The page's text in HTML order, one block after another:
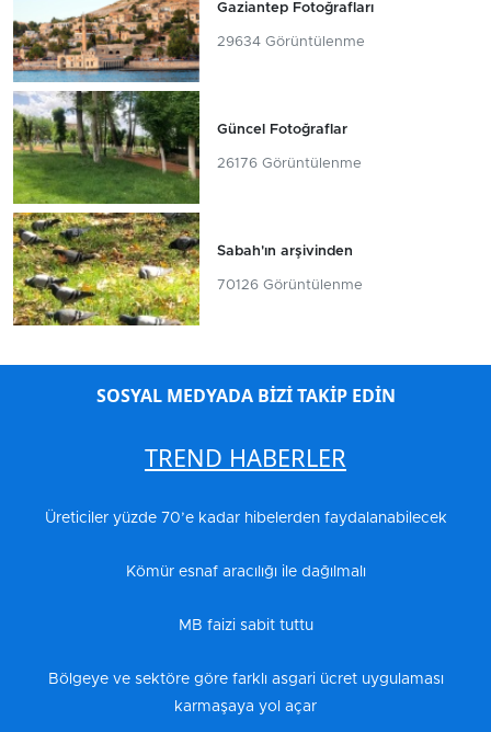
Gaziantep Fotoğrafları
29634 Görüntülenme
Güncel Fotoğraflar
26176 Görüntülenme
Sabah'ın arşivinden
70126 Görüntülenme
SOSYAL MEDYADA BİZİ TAKİP EDİN
TREND HABERLER
Üreticiler yüzde 70’e kadar hibelerden faydalanabilecek
Kömür esnaf aracılığı ile dağılmalı
MB faizi sabit tuttu
Bölgeye ve sektöre göre farklı asgari ücret uygulaması
karmaşaya yol açar